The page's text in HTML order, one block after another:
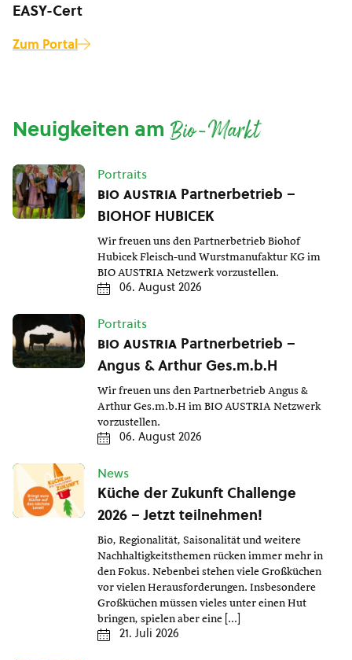
EASY-Cert
Zum Portal
Neuigkeiten amBio-Markt
Portraits
bio austria Partnerbetrieb –
BIOHOF HUBICEK
Wir freuen uns den Partnerbetrieb Biohof
Hubicek Fleisch-und Wurstmanufaktur KG im
BIO AUSTRIA Netzwerk vorzustellen.
06. August 2026
Portraits
bio austria Partnerbetrieb –
Angus & Arthur Ges.m.b.H
Wir freuen uns den Partnerbetrieb Angus &
Arthur Ges.m.b.H im BIO AUSTRIA Netzwerk
vorzustellen.
06. August 2026
News
Küche der Zukunft Challenge
2026 – Jetzt teilnehmen!
Bio, Regionalität, Saisonalität und weitere
Nachhaltigkeitsthemen rücken immer mehr in
den Fokus. Nebenbei stehen viele Großküchen
vor vielen Herausforderungen. Insbesondere
Großküchen müssen vieles unter einen Hut
bringen, spielen aber eine […]
21. Juli 2026